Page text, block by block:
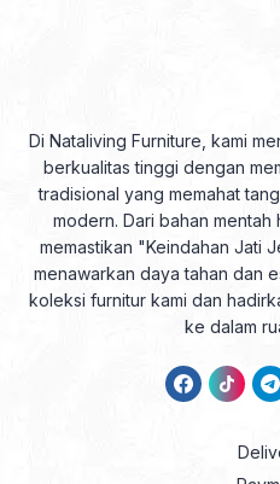
Di Nataliving Furniture, kami
berkualitas tinggi dengan
tradisional yang memahat
modern. Dari bahan mentah
memastikan "Keindahan Jati
menawarkan daya tahan dan
koleksi furnitur kami dan
ke dalam